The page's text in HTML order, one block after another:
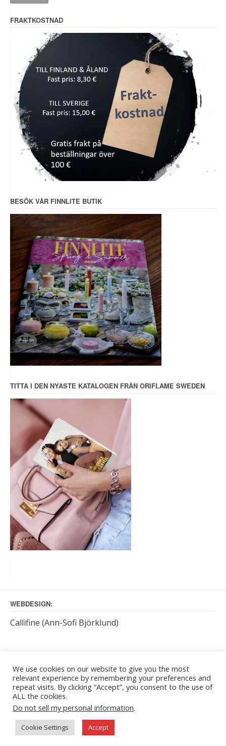
FRAKTKOSTNAD
BESÖK VÅR FINNLITE BUTIK
TITTA I DEN NYASTE KATALOGEN FRÅN ORIFLAME SWEDEN
WEBDESIGN:
Callifine (Ann-Sofi Björklund)
KUNDTJÄNST BETJÄNAR:
måndag – torsdag: kl. 9 – 16
Kontakt sker enklast via e-post: info[at]callifine.net
We use cookies on our website to give you the most
relevant experience by remembering your preferences and
repeat visits. By clicking “Accept”, you consent to the use of
ALL the cookies.
Do not sell my personal information.
Cookie Settings Accept